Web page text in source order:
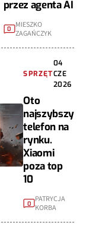
przez agenta AI
0
MIESZKO
ZAGAŃCZYK
SPRZĘT
04
CZE
2026
Oto
najszybszy
telefon na
rynku.
Xiaomi
poza top
10
0
PATRYCJA
KORBA